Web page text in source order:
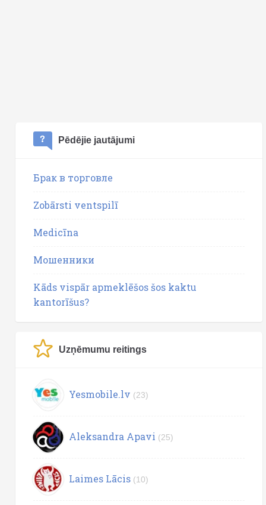
Pēdējie jautājumi
Брак в торговле
Zobārsti ventspilī
Medicīna
Мошенники
Kāds vispār apmeklēšos šos kaktu
kantorīšus?
Uzņēmumu reitings
Yesmobile.lv (23)
Aleksandra Apavi (25)
Laimes Lācis (10)